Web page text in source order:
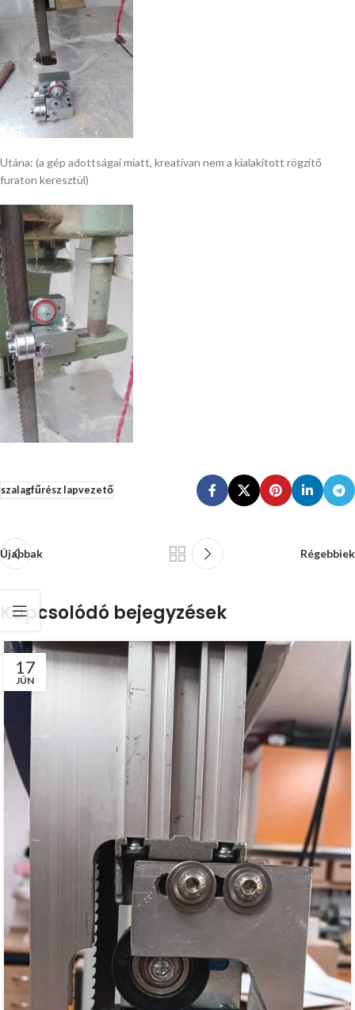
Utána: (a gép adottságai miatt, kreatívan nem a kialakított rögzítő
furaton keresztül)
szalagfűrész lapvezető
Újabbak Régebbiek
Kapcsolódó bejegyzések
17
JÚN